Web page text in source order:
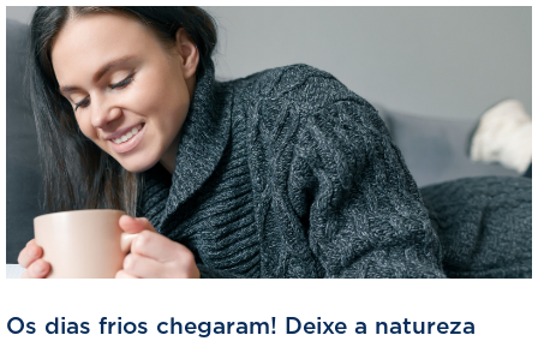
Os dias frios chegaram! Deixe a natureza